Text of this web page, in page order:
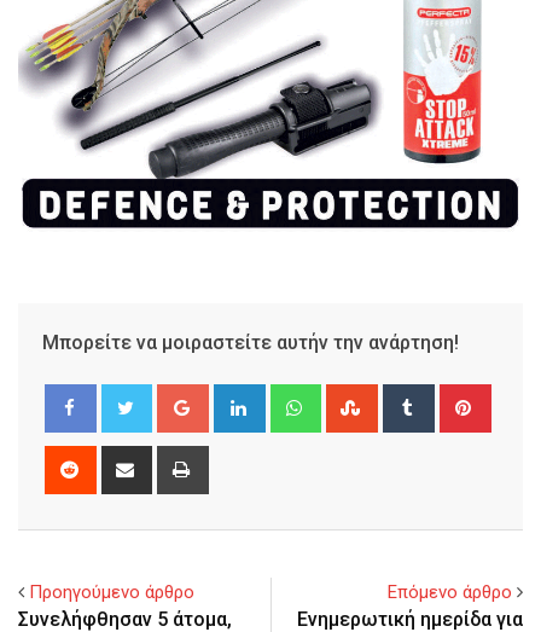
Μπορείτε να μοιραστείτε αυτήν την ανάρτηση!
Google+ LinkedIn WhatsappStumbleUpon
Tumblr
Reddit
Share
Προηγούμενο άρθρο
Συνελήφθησαν 5 άτομα,
Επόμενο άρθρο
Ενημερωτική ημερίδα για